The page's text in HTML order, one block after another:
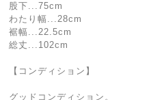
股下...75cm
わたり幅...28cm
裾幅...22.5cm
総丈...102cm
【コンディション】
グッドコンディション。